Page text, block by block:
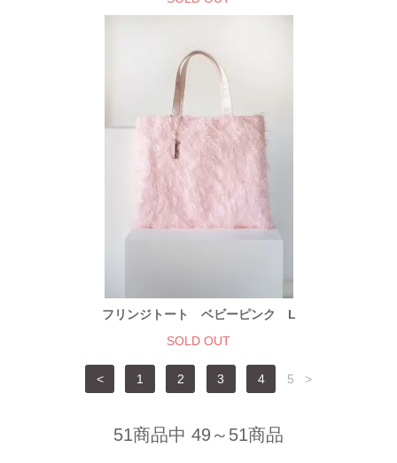
フリンジトート ベビーピンク L
SOLD OUT
< 1 2 3 4 5 >
51商品中 49～51商品